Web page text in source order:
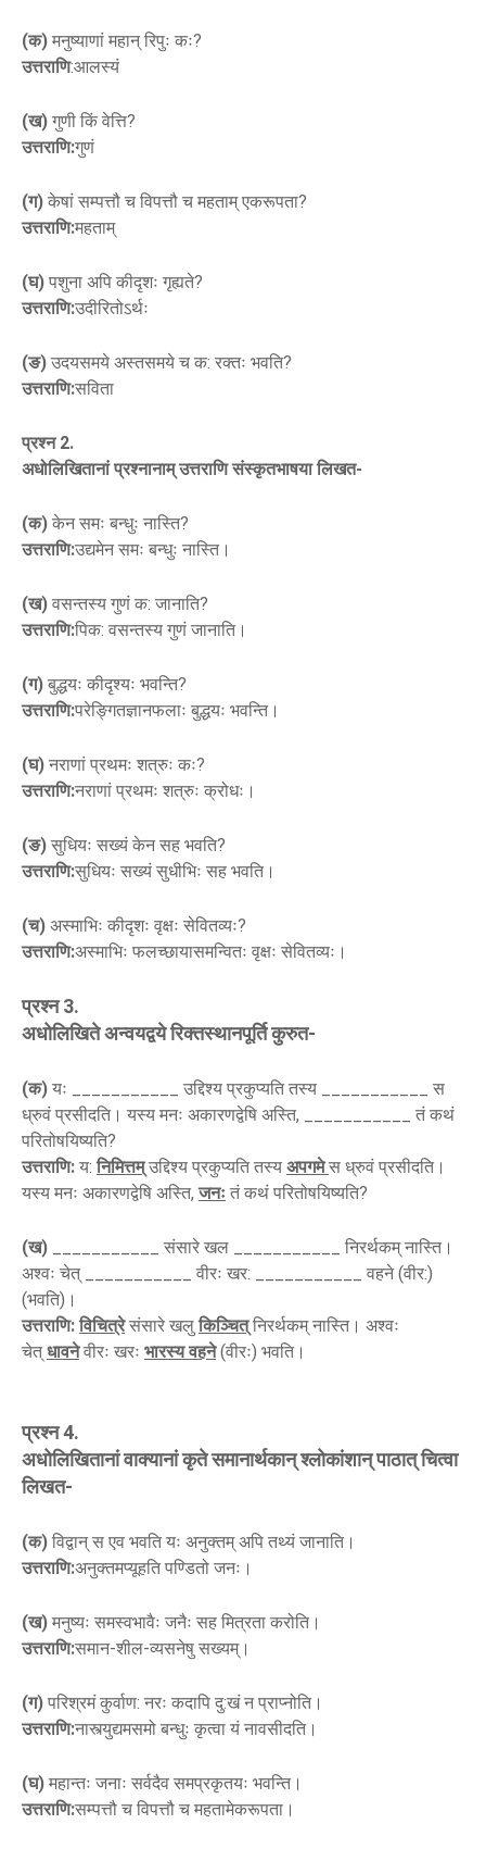
(क) मनुष्याणां महान् रिपुः कः?
उत्तराणि:आलस्यं
(ख) गुणी किं वेत्ति?
उत्तराणि:गुणं
(ग) केषां सम्पत्तौ च विपत्तौ च महताम् एकरूपता?
उत्तराणि:महताम्
(घ) पशुना अपि कीदृशः गृह्यते?
उत्तराणि:उदीरितोऽर्थः
(ङ) उदयसमये अस्तसमये च क: रक्तः भवति?
उत्तराणि:सविता
प्रश्न 2.
अधोलिखितानां प्रश्नानाम् उत्तराणि संस्कृतभाषया लिखत-
(क) केन समः बन्धुः नास्ति?
उत्तराणि:उद्यमेन समः बन्धुः नास्ति।
(ख) वसन्तस्य गुणं क: जानाति?
उत्तराणि:पिक: वसन्तस्य गुणं जानाति।
(ग) बुद्धयः कीदृश्यः भवन्ति?
उत्तराणि:परेङ्गितज्ञानफलाः बुद्धयः भवन्ति।
(घ) नराणां प्रथमः शत्रुः कः?
उत्तराणि:नराणां प्रथमः शत्रुः क्रोधः।
(ङ) सुधियः सख्यं केन सह भवति?
उत्तराणि:सुधियः सख्यं सुधीभिः सह भवति।
(च) अस्माभिः कीदृशः वृक्षः सेवितव्यः?
उत्तराणि:अस्माभिः फलच्छायासमन्वितः वृक्षः सेवितव्यः।
प्रश्न 3.
अधोलिखिते अन्वयद्वये रिक्तस्थानपूर्ति कुरुत-
(क) यः ___________ उद्दिश्य प्रकुप्यति तस्य ___________ स
ध्रुवं प्रसीदति। यस्य मनः अकारणद्वेषि अस्ति, ___________ तं कथं
परितोषयिष्यति?
उत्तराणि: य:निमित्तम्उद्दिश्य प्रकुप्यति तस्य अपगमे स ध्रुवं प्रसीदति।
यस्य मनः अकारणद्वेषि अस्ति,जनः तं कथं परितोषयिष्यति?
(ख) ___________ संसारे खल ___________ निरर्थकम् नास्ति।
अश्वः चेत् ___________ वीरः खर: ___________ वहने (वीर:)
(भवति)।
उत्तराणि: विचित्रेसंसारे खलुकिञ्चित्निरर्थकम् नास्ति। अश्वः
चेत्धावनेवीरः खरः भारस्य वहने(वीरः) भवति।
प्रश्न 4.
अधोलिखितानां वाक्यानां कृते समानार्थकान् श्लोकांशान् पाठात् चित्वा
लिखत-
(क) विद्वान् स एव भवति यः अनुक्तम् अपि तथ्यं जानाति।
उत्तराणि:अनुक्तमप्यूहति पण्डितो जनः।
(ख) मनुष्यः समस्वभावैः जनैः सह मित्रता करोति।
उत्तराणि:समान-शील-व्यसनेषु सख्यम्।
(ग) परिश्रमं कुर्वाण: नरः कदापि दु:खं न प्राप्नोति।
उत्तराणि:नास्त्युद्यमसमो बन्धुः कृत्वा यं नावसीदति।
(घ) महान्तः जनाः सर्वदैव समप्रकृतयः भवन्ति।
उत्तराणि:सम्पत्तौ च विपत्तौ च महतामेकरूपता।